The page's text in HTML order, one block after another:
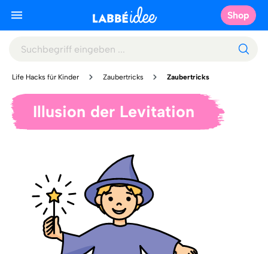
Shop
Life Hacks für Kinder Zaubertricks Zaubertricks
Illusion der Levitation